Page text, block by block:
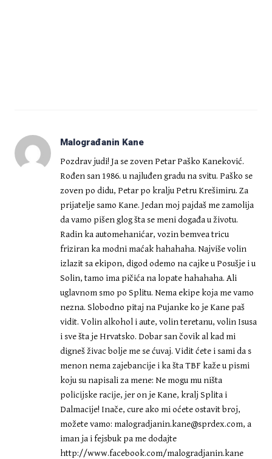
Malograđanin Kane
Pozdrav judi! Ja se zoven Petar Paško Kaneković.
Rođen san 1986. u najluđen gradu na svitu. Paško se
zoven po didu, Petar po kralju Petru Krešimiru. Za
prijatelje samo Kane. Jedan moj pajdaš me zamolija
da vamo pišen glog šta se meni događa u životu.
Radin ka automehanićar, vozin bemvea tricu
friziran ka modni maćak hahahaha. Najviše volin
izlazit sa ekipon, digod odemo na cajke u Posušje i u
Solin, tamo ima pičića na lopate hahahaha. Ali
uglavnom smo po Splitu. Nema ekipe koja me vamo
nezna. Slobodno pitaj na Pujanke ko je Kane paš
vidit. Volin alkohol i aute, volin teretanu, volin Isusa
i sve šta je Hrvatsko. Dobar san čovik al kad mi
digneš živac bolje me se ćuvaj. Vidit ćete i sami da s
menon nema zajebancije i ka šta TBF kaže u pismi
koju su napisali za mene: Ne mogu mu ništa
policijske racije, jer on je Kane, kralj Splita i
Dalmacije! Inače, cure ako mi oćete ostavit broj,
možete vamo: malogradjanin.kane@sprdex.com, a
iman ja i fejsbuk pa me dodajte
http://www.facebook.com/malogradjanin.kane